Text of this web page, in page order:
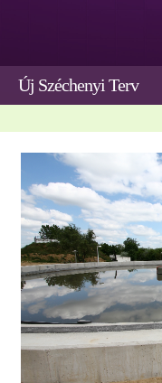
Új Széchenyi Terv